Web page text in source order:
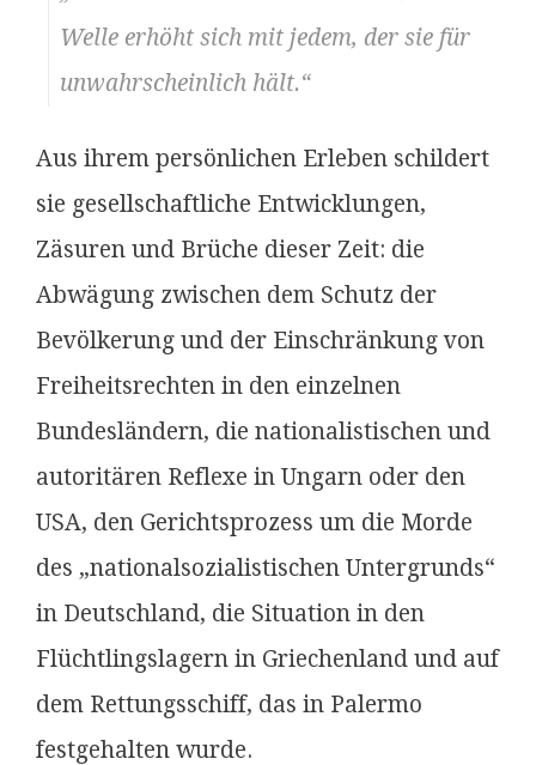
Welle erhöht sich mit jedem, der sie für
unwahrscheinlich hält.“
Aus ihrem persönlichen Erleben schildert
sie gesellschaftliche Entwicklungen,
Zäsuren und Brüche dieser Zeit: die
Abwägung zwischen dem Schutz der
Bevölkerung und der Einschränkung von
Freiheitsrechten in den einzelnen
Bundesländern, die nationalistischen und
autoritären Reflexe in Ungarn oder den
USA, den Gerichtsprozess um die Morde
des „nationalsozialistischen Untergrunds“
in Deutschland, die Situation in den
Flüchtlingslagern in Griechenland und auf
dem Rettungsschiff, das in Palermo
festgehalten wurde.